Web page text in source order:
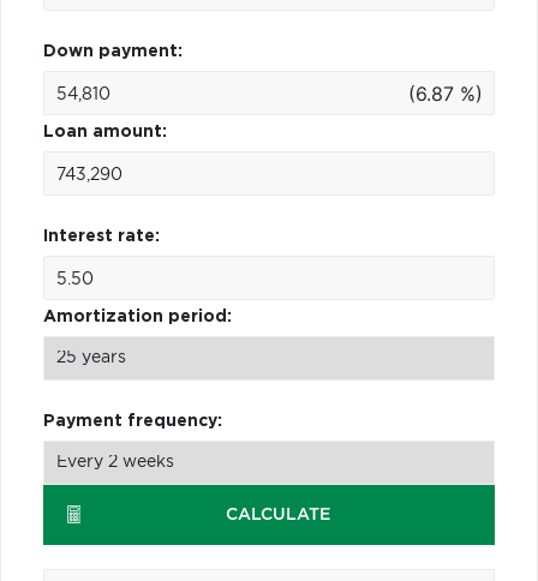
Down payment:
(6.87 %)
Loan amount:
Interest rate:
Amortization period:
Payment frequency:
CALCULATE